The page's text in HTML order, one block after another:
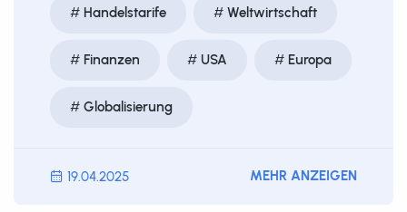
Handelstarife Weltwirtschaft
Finanzen USA Europa
Globalisierung
19.04.2025 MEHR ANZEIGEN